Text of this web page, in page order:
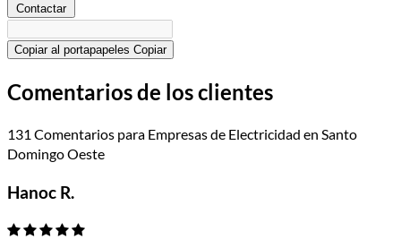
Contactar
Copiar al portapapeles Copiar
Comentarios de los clientes
131 Comentarios para Empresas de Electricidad en Santo
Domingo Oeste
Hanoc R.